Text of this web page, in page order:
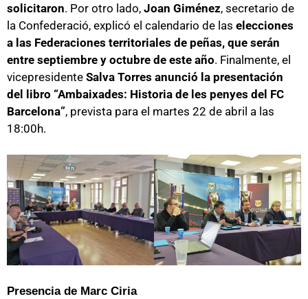
solicitaron. Por otro lado, Joan Giménez, secretario de
la Confederació, explicó el calendario de las elecciones
a las Federaciones territoriales de peñas, que serán
entre septiembre y octubre de este año. Finalmente, el
vicepresidente Salva Torres anunció la presentación
del libro “Ambaixades: Historia de les penyes del FC
Barcelona”, prevista para el martes 22 de abril a las
18:00h.
Presencia de Marc Ciria